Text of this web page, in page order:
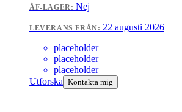
ÅF-LAGER: Nej
LEVERANS FRÅN: 22 augusti 2026
placeholder
placeholder
placeholder
Utforska Kontakta mig